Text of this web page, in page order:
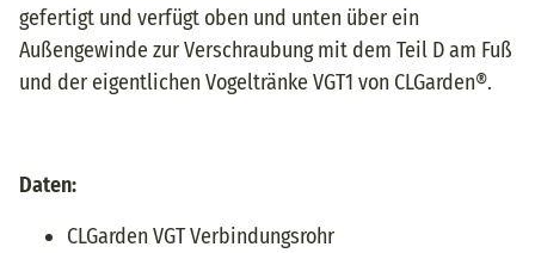
gefertigt und verfügt oben und unten über ein
Außengewinde zur Verschraubung mit dem Teil D am Fuß
und der eigentlichen Vogeltränke VGT1 von CLGarden®.
Daten:
CLGarden VGT Verbindungsrohr